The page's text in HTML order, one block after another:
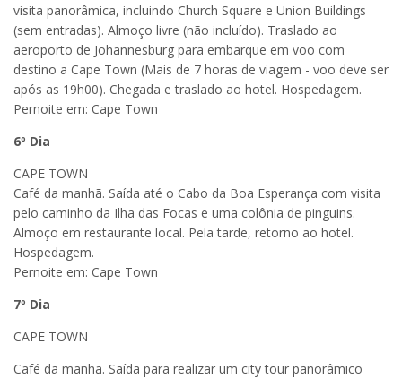
visita panorâmica, incluindo Church Square e Union Buildings
(sem entradas). Almoço livre (não incluído). Traslado ao
aeroporto de Johannesburg para embarque em voo com
destino a Cape Town (Mais de 7 horas de viagem - voo deve ser
após as 19h00). Chegada e traslado ao hotel. Hospedagem.
Pernoite em: Cape Town
6º Dia
CAPE TOWN
Café da manhã. Saída até o Cabo da Boa Esperança com visita
pelo caminho da Ilha das Focas e uma colônia de pinguins.
Almoço em restaurante local. Pela tarde, retorno ao hotel.
Hospedagem.
Pernoite em: Cape Town
7º Dia
CAPE TOWN
Café da manhã. Saída para realizar um city tour panorâmico